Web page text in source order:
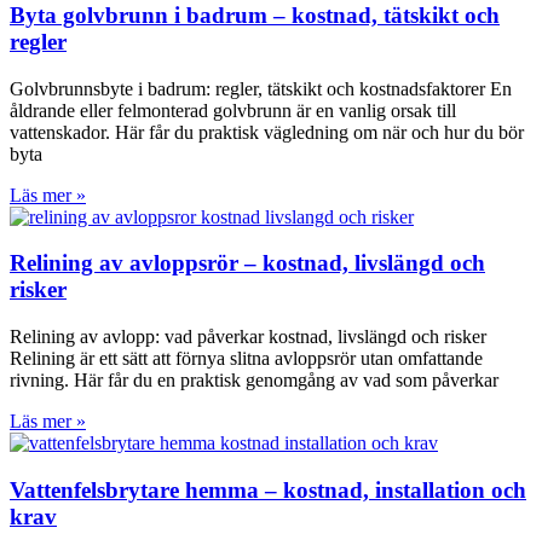
Byta golvbrunn i badrum – kostnad, tätskikt och
regler
Golvbrunnsbyte i badrum: regler, tätskikt och kostnadsfaktorer En
åldrande eller felmonterad golvbrunn är en vanlig orsak till
vattenskador. Här får du praktisk vägledning om när och hur du bör
byta
Läs mer »
Relining av avloppsrör – kostnad, livslängd och
risker
Relining av avlopp: vad påverkar kostnad, livslängd och risker
Relining är ett sätt att förnya slitna avloppsrör utan omfattande
rivning. Här får du en praktisk genomgång av vad som påverkar
Läs mer »
Vattenfelsbrytare hemma – kostnad, installation och
krav